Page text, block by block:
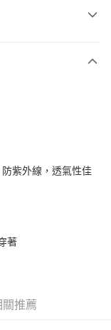
>
>
紫外線，透氣性佳
著
關推薦